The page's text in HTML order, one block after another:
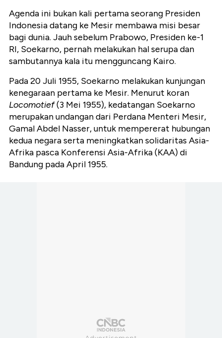
Agenda ini bukan kali pertama seorang Presiden
Indonesia datang ke Mesir membawa misi besar
bagi dunia. Jauh sebelum Prabowo, Presiden ke-1
RI, Soekarno, pernah melakukan hal serupa dan
sambutannya kala itu mengguncang Kairo.
Pada 20 Juli 1955, Soekarno melakukan kunjungan
kenegaraan pertama ke Mesir. Menurut koran
Locomotief(3 Mei 1955), kedatangan Soekarno
merupakan undangan dari Perdana Menteri Mesir,
Gamal Abdel Nasser, untuk mempererat hubungan
kedua negara serta meningkatkan solidaritas Asia-
Afrika pasca Konferensi Asia-Afrika (KAA) di
Bandung pada April 1955.